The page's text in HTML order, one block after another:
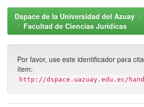
Dspace de la Universidad del Azuay
Facultad de Ciencias Jurídicas
Por favor, use este identificador para
ítem:
http://dspace.uazuay.edu.ec/